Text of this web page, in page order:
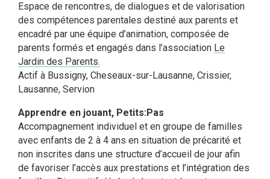
Espace de rencontres, de dialogues et de valorisation
des compétences parentales destiné aux parents et
encadré par une équipe d’animation, composée de
parents formés et engagés dans l’association Le
Jardin des Parents.
Actif à Bussigny, Cheseaux-sur-Lausanne, Crissier,
Lausanne, Servion
Apprendre en jouant, Petits:Pas
Accompagnement individuel et en groupe de familles
avec enfants de 2 à 4 ans en situation de précarité et
non inscrites dans une structure d’accueil de jour afin
de favoriser l’accès aux prestations et l’intégration des